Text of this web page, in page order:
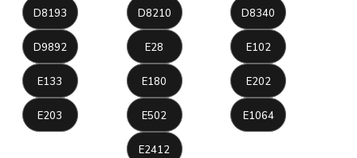
D8193 D8210 D8340
D9892 E28 E102
E133 E180 E202
E203 E502 E1064
E2412